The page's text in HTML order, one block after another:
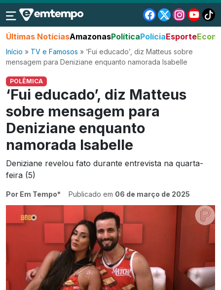
Últimas NotíciasAmazonasPolíticaPolíciaEsporte
Início » TV e Famosos » ‘Fui educado’, diz Matteus sobre
mensagem para Deniziane enquanto namorada Isabelle
POLÊMICA
‘Fui educado’, diz Matteus
sobre mensagem para
Deniziane enquanto
namorada Isabelle
Deniziane revelou fato durante entrevista na quarta-
feira (5)
Por Em Tempo* Publicado em 06 de março de 2025